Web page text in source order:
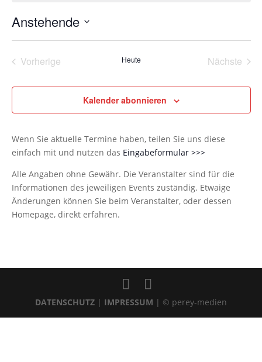
Anstehende
Vorherige
Heute
Nächste
Kalender abonnieren
Wenn Sie aktuelle Termine haben, teilen Sie uns diese
einfach mit und nutzen das Eingabeformular >>>
Alle Angaben ohne Gewähr. Die Veranstalter sind für die
Informationen des jeweiligen Events zuständig. Etwaige
Änderungen können Sie beim Veranstalter, oder dessen
Homepage, direkt erfahren.
DATENSCHUTZ| IMPRESSUM | © perey-medien